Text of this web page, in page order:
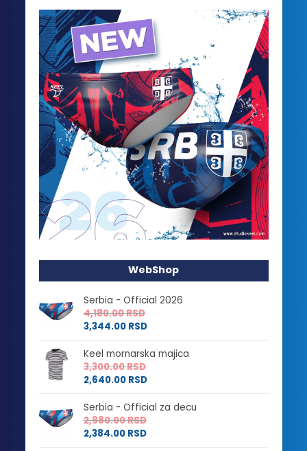
WebShop
Serbia - Official 2026
4,180.00RSD
3,344.00 RSD
Keel mornarska majica
3,300.00RSD
2,640.00 RSD
Serbia - Official za decu
2,980.00RSD
2,384.00 RSD